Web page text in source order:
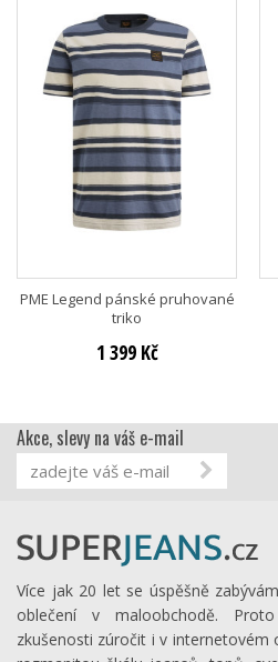
PME Legend pánské pruhované
triko
1 399 Kč
Akce, slevy na váš e-mail
Více jak 20 let se úspěšně
oblečení v maloobchodě.
zkušenosti zúročit i v internetovém